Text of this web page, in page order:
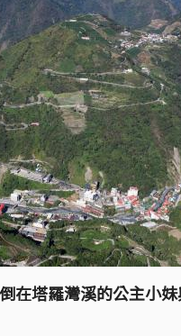
在塔羅灣溪的公主小